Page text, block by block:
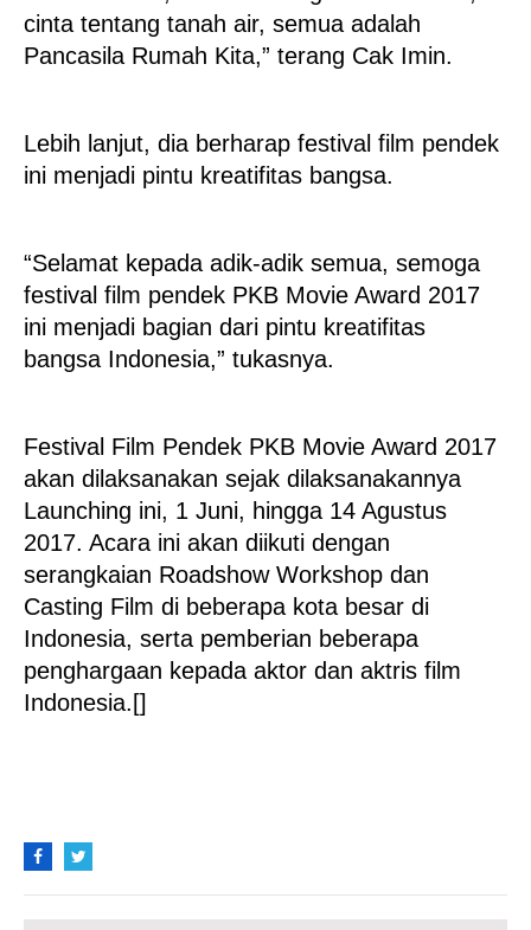
cinta tentang tanah air, semua adalah
Pancasila Rumah Kita,” terang Cak Imin.
Lebih lanjut, dia berharap festival film pendek
ini menjadi pintu kreatifitas bangsa.
“Selamat kepada adik-adik semua, semoga
festival film pendek PKB Movie Award 2017
ini menjadi bagian dari pintu kreatifitas
bangsa Indonesia,” tukasnya.
Festival Film Pendek PKB Movie Award 2017
akan dilaksanakan sejak dilaksanakannya
Launching ini, 1 Juni, hingga 14 Agustus
2017. Acara ini akan diikuti dengan
serangkaian Roadshow Workshop dan
Casting Film di beberapa kota besar di
Indonesia, serta pemberian beberapa
penghargaan kepada aktor dan aktris film
Indonesia.[]